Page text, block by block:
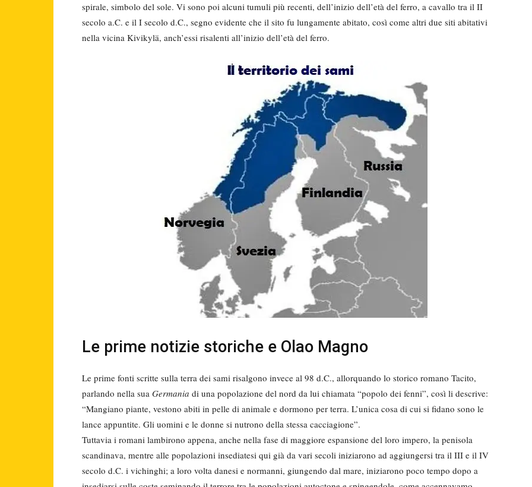
spirale, simbolo del sole. Vi sono poi alcuni tumuli più recenti, dell’inizio dell’età del ferro, a cavallo tra il II
secolo a.C. e il I secolo d.C., segno evidente che il sito fu lungamente abitato, così come altri due siti abitativi
nella vicina Kivikylä, anch’essi risalenti all’inizio dell’età del ferro.
Le prime notizie storiche e Olao Magno
Le prime fonti scritte sulla terra dei sami risalgono invece al 98 d.C., allorquando lo storico romano Tacito,
parlando nella sua Germania di una popolazione del nord da lui chiamata “popolo dei fenni”, così li descrive:
“Mangiano piante, vestono abiti in pelle di animale e dormono per terra. L’unica cosa di cui si fidano sono le
lance appuntite. Gli uomini e le donne si nutrono della stessa cacciagione”.
Tuttavia i romani lambirono appena, anche nella fase di maggiore espansione del loro impero, la penisola
scandinava, mentre alle popolazioni insediatesi qui già da vari secoli iniziarono ad aggiungersi tra il III e il IV
secolo d.C. i vichinghi; a loro volta danesi e normanni, giungendo dal mare, iniziarono poco tempo dopo a